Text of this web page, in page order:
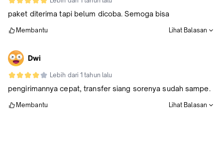
paket diterima tapi belum dicoba. Semoga bisa
Membantu Lihat Balasan
Dwi
Lebih dari 1 tahun lalu
pengirimannya cepat, transfer siang sorenya sudah sampe.
Membantu Lihat Balasan